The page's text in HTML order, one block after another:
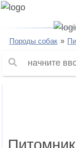
Породы собак